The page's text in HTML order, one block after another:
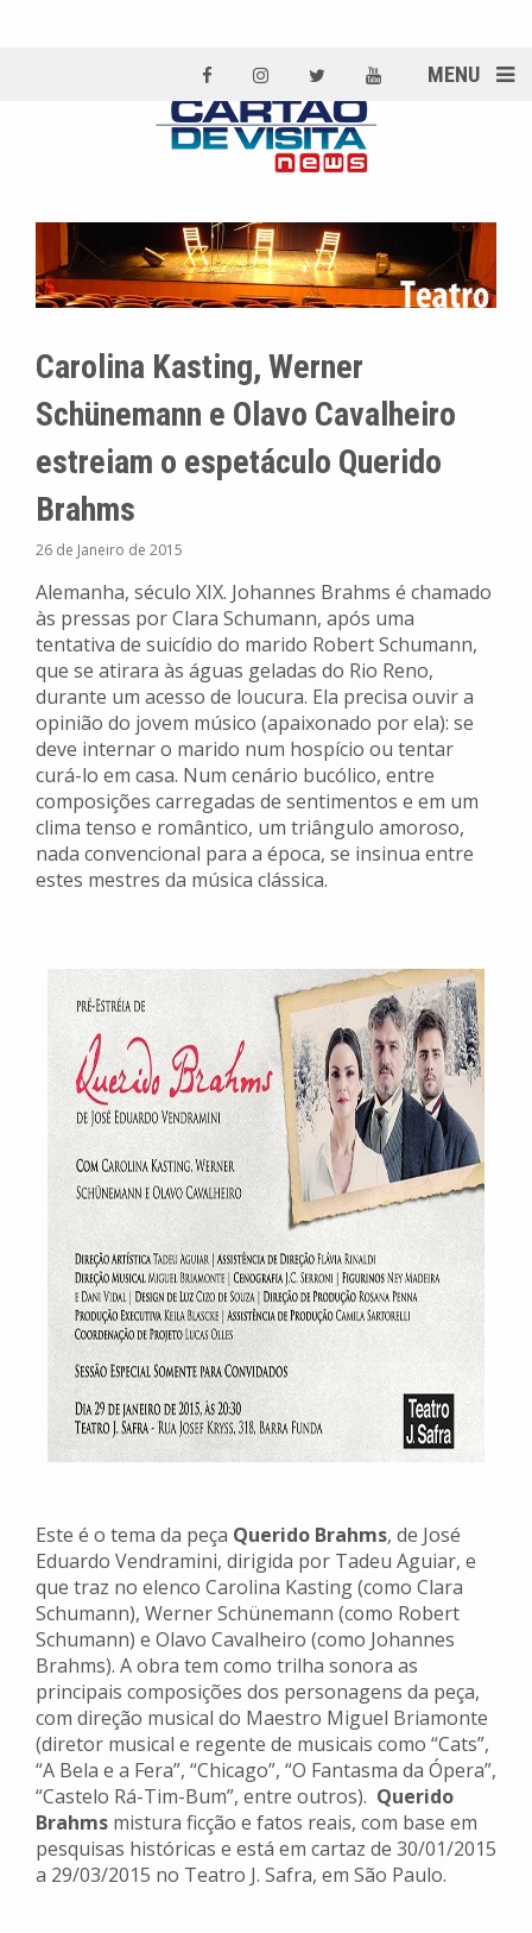
MENU
Carolina Kasting, Werner
Schünemann e Olavo Cavalheiro
estreiam o espetáculo Querido
Brahms
26 de Janeiro de 2015
Alemanha, século XIX. Johannes Brahms é chamado
às pressas por Clara Schumann, após uma
tentativa de suicídio do marido Robert Schumann,
que se atirara às águas geladas do Rio Reno,
durante um acesso de loucura. Ela precisa ouvir a
opinião do jovem músico (apaixonado por ela): se
deve internar o marido num hospício ou tentar
curá-lo em casa. Num cenário bucólico, entre
composições carregadas de sentimentos e em um
clima tenso e romântico, um triângulo amoroso,
nada convencional para a época, se insinua entre
estes mestres da música clássica.
Este é o tema da peça Querido Brahms, de José
Eduardo Vendramini, dirigida por Tadeu Aguiar, e
que traz no elenco Carolina Kasting (como Clara
Schumann), Werner Schünemann (como Robert
Schumann) e Olavo Cavalheiro (como Johannes
Brahms). A obra tem como trilha sonora as
principais composições dos personagens da peça,
com direção musical do Maestro Miguel Briamonte
(diretor musical e regente de musicais como “Cats”,
“A Bela e a Fera”, “Chicago”, “O Fantasma da Ópera”,
“Castelo Rá-Tim-Bum”, entre outros). Querido
Brahms mistura ficção e fatos reais, com base em
pesquisas históricas e está em cartaz de 30/01/2015
a 29/03/2015 no Teatro J. Safra, em São Paulo.